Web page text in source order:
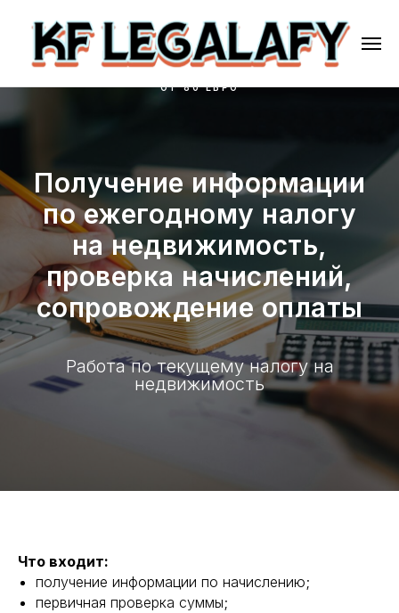
ОТ 80 ЕВРО
Получение информации
по ежегодному налогу
на недвижимость,
проверка начислений,
сопровождение оплаты
Работа по текущему налогу на
недвижимость
Что входит:
получение информации по начислению;
первичная проверка суммы;